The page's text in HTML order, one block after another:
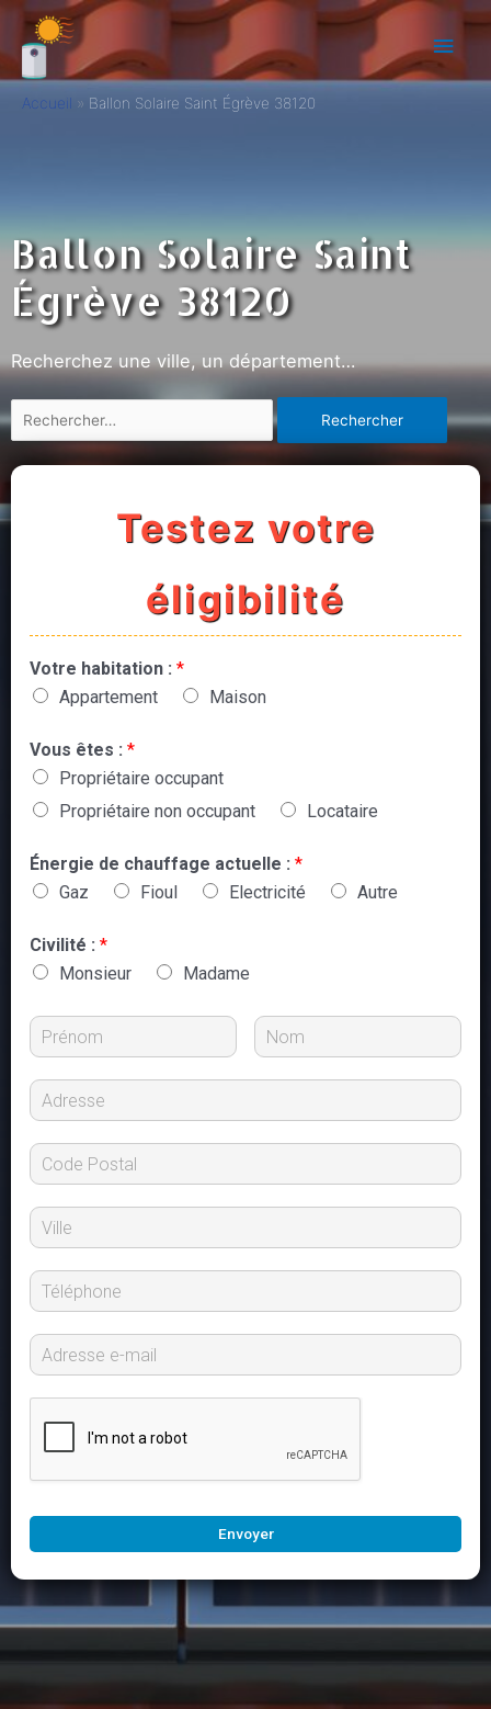
Accueil Ballon Solaire Saint Égrève 38120
Ballon Solaire Saint
Égrève 38120
Recherchez une ville, un département…
Testez votre
éligibilité
Votre habitation : *
Appartement
Maison
Vous êtes : *
Propriétaire occupant
Propriétaire non occupant
Locataire
Énergie de chauffage actuelle : *
Gaz
Fioul Electricité Autre
Civilité : *
Monsieur
Madame
Envoyer